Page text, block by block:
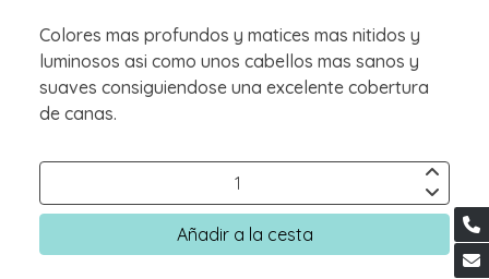
Colores mas profundos y matices mas nitidos y
luminosos asi como unos cabellos mas sanos y
suaves consiguiendose una excelente cobertura
de canas.
Añadir a la cesta